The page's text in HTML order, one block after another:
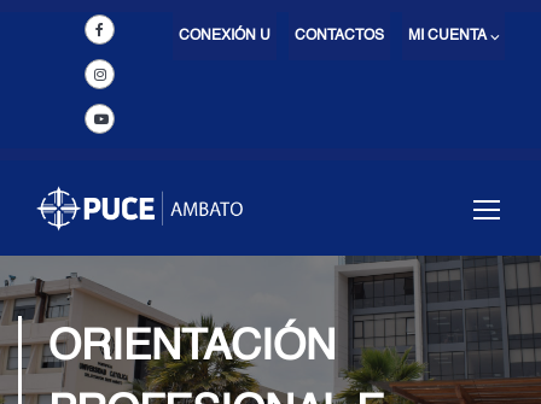
MI CUENTA ⌵
CONTACTOS
CONEXIÓN U
ORIENTACIÓN